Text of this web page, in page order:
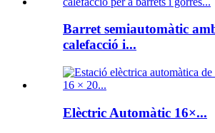
Barret semiautomàtic
calefacció i...
Elèctric Automàtic 16×...